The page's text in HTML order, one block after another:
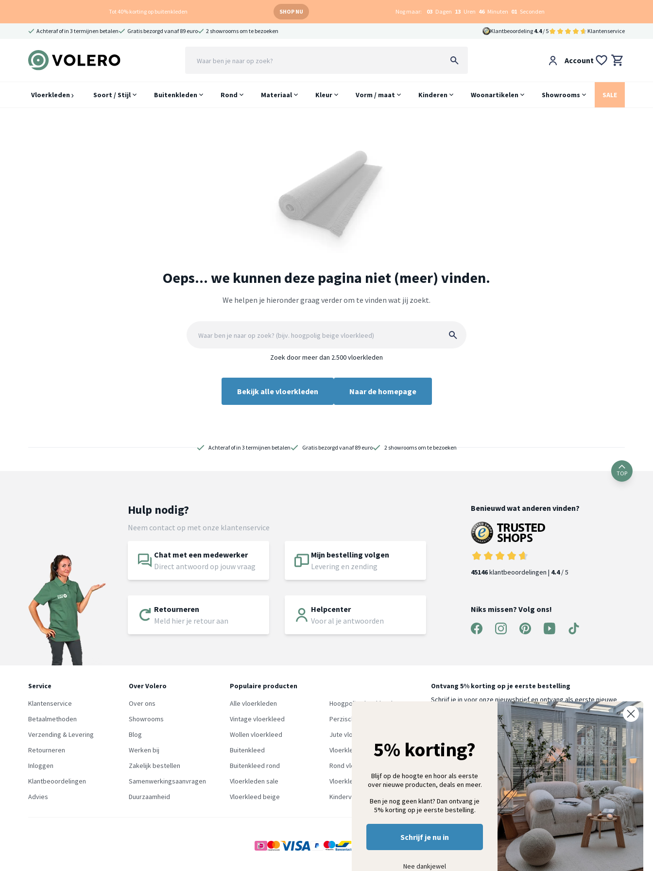
Tot 40% korting op buitenkleden SHOP NU Nog maar: 03 Dagen 13 Uren 46 Minuten 00 Seconden
Achteraf of in 3 termijnen betalen Gratis bezorgd vanaf 89 euro 2 showrooms om te bezoeken Klantbeoordeling 4.4/ 5 Klantenservice
Account
Vloerkleden Soort / Stijl Buitenkleden Rond Materiaal Kleur Vorm / maat Kinderen Woonartikelen Showrooms SALE
Oeps... we kunnen deze pagina niet (meer) vinden.
We helpen je hieronder graag verder om te vinden wat jij zoekt.
Zoek door meer dan 2.500 vloerkleden
Bekijk alle vloerkleden Naar de homepage
Achteraf of in 3 termijnen betalen Gratis bezorgd vanaf 89 euro 2 showrooms om te bezoeken
TOP
Hulp nodig?
Neem contact op met onze klantenservice
Chat met een medewerker
Direct antwoord op jouw vraag
Mijn bestelling volgen
Levering en zending
Retourneren
Meld hier je retour aan
Helpcenter
Voor al je antwoorden
Benieuwd wat anderen vinden?
45146klantbeoordelingen | 4.4/ 5
Niks missen? Volg ons!
Service
Klantenservice
Betaalmethoden
Verzending & Levering
Retourneren
Inloggen
Klantbeoordelingen
Advies
Over Volero
Over ons
Showrooms
Blog
Werken bij
Zakelijk bestellen
Samenwerkingsaanvragen
Duurzaamheid
Populaire producten
Alle vloerkleden
Hoogpolig vloerkleed
Vintage vloerkleed
Perzisch tapijt
Wollen vloerkleed
Jute vloerkleed
Buitenkleed
Vloerkleed groen
Buitenkleed rond
Rond vloerkleed
Vloerkleden sale
Vloerkleden outlet
Vloerkleed beige
Kindervloerkleden
Ontvang 5% korting op je eerste bestelling
Schrijf je in voor onze nieuwsbrief en ontvang als eerste nieuwe
wooninspiratie, collecties en aanbiedingen
Aanmelden
5% korting?
Blijf op de hoogte en hoor als eerste
over nieuwe producten, deals en meer.
Ben je nog geen klant? Dan ontvang je
5% korting op je eerste bestelling.
Schrijf je nu in
Nee dankjewel